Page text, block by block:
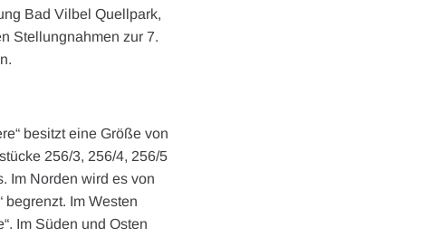
Bad Vilbel Quellpark,
Stellungnahmen zur 7.
besitzt eine Größe von
256/3, 256/4, 256/5
Im Norden wird es von
Im Westen
Im Süden und Osten